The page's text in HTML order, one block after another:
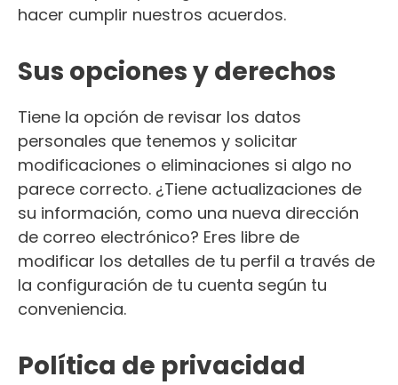
hacer cumplir nuestros acuerdos.
Sus opciones y derechos
Tiene la opción de revisar los datos
personales que tenemos y solicitar
modificaciones o eliminaciones si algo no
parece correcto. ¿Tiene actualizaciones de
su información, como una nueva dirección
de correo electrónico? Eres libre de
modificar los detalles de tu perfil a través de
la configuración de tu cuenta según tu
conveniencia.
Política de privacidad